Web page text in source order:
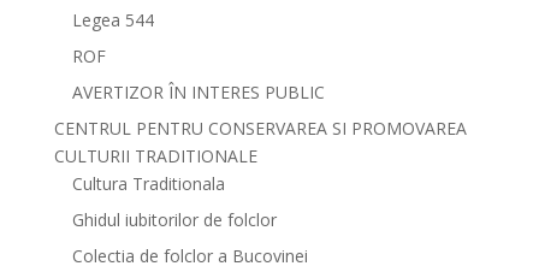
Legea 544
ROF
AVERTIZOR ÎN INTERES PUBLIC
CENTRUL PENTRU CONSERVAREA SI PROMOVAREA
CULTURII TRADITIONALE
Cultura Traditionala
Ghidul iubitorilor de folclor
Colectia de folclor a Bucovinei